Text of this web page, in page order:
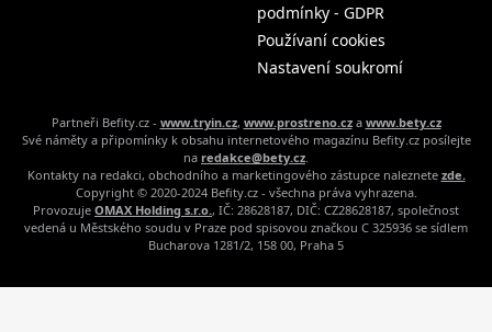
podmínky - GDPR
Používaní cookies
Nastavení soukromí
Partneři Befity.cz - www.tryin.cz, www.prostreno.cza www.bety.cz
Své náměty a připomínky k obsahu internetového magazínu Befity.cz posílejte
na redakce@bety.cz.
Kontakty na redakci, obchodního a marketingového zástupce naleznete zde.
Copyright © 2020-2024 Befity.cz - všechna práva vyhrazena.
Provozuje OMAX Holding s.r.o., IČ: 28628187, DIČ: CZ28628187, společnost
vedená u Městského soudu v Praze pod spisovou značkou C 325936 se sídlem
Bucharova 1281/2, 158 00, Praha 5